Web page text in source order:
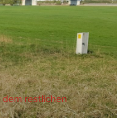
dem restlichen